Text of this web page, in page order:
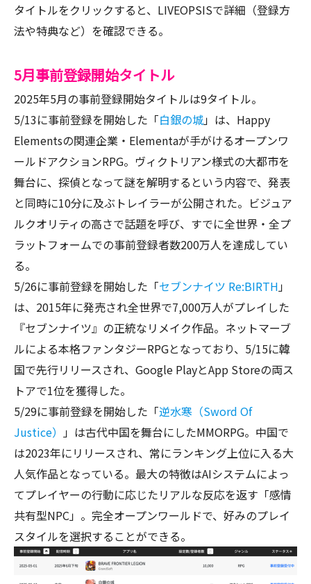
タイトルをクリックすると、LIVEOPSISで詳細（登録方
法や特典など）を確認できる。
5月事前登録開始タイトル
2025年5月の事前登録開始タイトルは9タイトル。
5/13に事前登録を開始した「白銀の城」は、Happy
Elementsの関連企業・Elementaが手がけるオープンワ
ールドアクションRPG。ヴィクトリアン様式の大都市を
舞台に、探偵となって謎を解明するという内容で、発表
と同時に10分に及ぶトレイラーが公開された。ビジュア
ルクオリティの高さで話題を呼び、すでに全世界・全プ
ラットフォームでの事前登録者数200万人を達成してい
る。
5/26に事前登録を開始した「セブンナイツ Re:BIRTH」
は、2015年に発売され全世界で7,000万人がプレイした
『セブンナイツ』の正統なリメイク作品。ネットマーブ
ルによる本格ファンタジーRPGとなっており、5/15に韓
国で先行リリースされ、Google PlayとApp Storeの両ス
トアで1位を獲得した。
5/29に事前登録を開始した「逆水寒（Sword Of
Justice） 」は古代中国を舞台にしたMMORPG。中国で
は2023年にリリースされ、常にランキング上位に入る大
人気作品となっている。最大の特徴はAIシステムによっ
てプレイヤーの行動に応じたリアルな反応を返す「感情
共有型NPC」。完全オープンワールドで、好みのプレイ
スタイルを選択することができる。